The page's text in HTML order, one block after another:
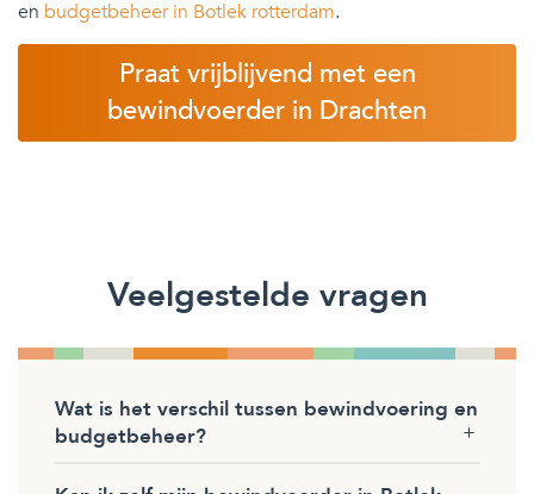
en budgetbeheer in Botlek rotterdam.
Praat vrijblijvend met een
bewindvoerder in Drachten
Veelgestelde vragen
Wat is het verschil tussen bewindvoering en
budgetbeheer?